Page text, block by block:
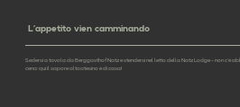
L’appetito vien camminando
Sedersi a tavola da Berggasthof Natz e stendersi nel letto della Natz Lodge – non c’è
cena: qui il sapore altoatesino è di casa!